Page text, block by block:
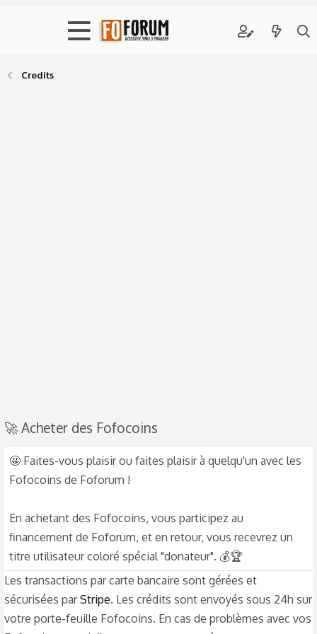
Credits
🚀 Acheter des Fofocoins
🤩 Faites-vous plaisir ou faites plaisir à quelqu'un avec les
Fofocoins de Foforum !
En achetant des Fofocoins, vous participez au
financement de Foforum, et en retour, vous recevrez un
titre utilisateur coloré spécial "donateur". 💰🏆
Les transactions par carte bancaire sont gérées et
sécurisées parStripe. Les crédits sont envoyés sous 24h sur
votre porte-feuille Fofocoins. En cas de problèmes avec vos